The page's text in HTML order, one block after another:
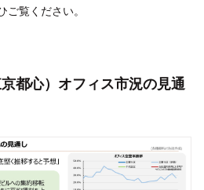
ご覧ください。
都心）オフィス市況の見通